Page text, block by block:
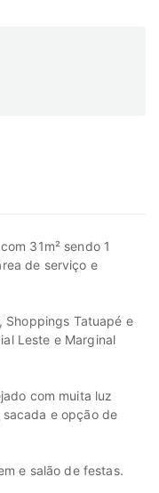
31m² sendo 1
de serviço e
Shoppings Tatuapé e
Leste e Marginal
com muita luz
e opção de
e salão de festas.